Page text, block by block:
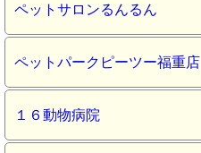
ペットサロンるんるん
ペットパークピーツー福重店
１６動物病院